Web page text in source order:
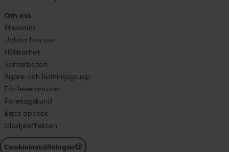
Om oss
Pressrum
Jobba hos oss
Hållbarhet
Samarbeten
Ägare och ledningsgrupp
För leverantörer
Företagskund
Eget apotek
Glädjeeffekten
Cookieinställningar